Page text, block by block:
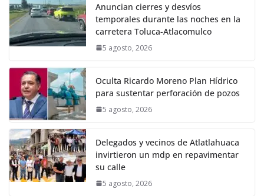
Anuncian cierres y desvíos
temporales durante las noches en la
carretera Toluca-Atlacomulco
5 agosto, 2026
Oculta Ricardo Moreno Plan Hídrico
para sustentar perforación de pozos
5 agosto, 2026
Delegados y vecinos de Atlatlahuaca
invirtieron un mdp en repavimentar
su calle
5 agosto, 2026